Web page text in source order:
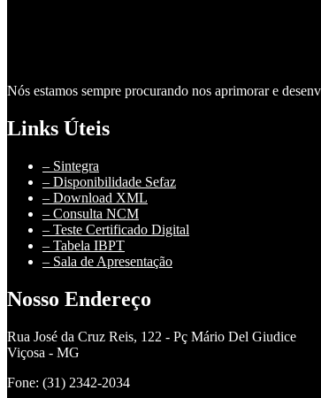
Nós estamos sempre procurando nos aprimorar e
Links Úteis
– Sintegra
– Disponibilidade Sefaz
– Download XML
– Consulta NCM
– Teste Certificado Digital
– Tabela IBPT
– Sala de Apresentação
Nosso Endereço
Rua José da Cruz Reis, 122 - Pç Mário Del Giudice
Viçosa - MG
Fone: (31) 2342-2034